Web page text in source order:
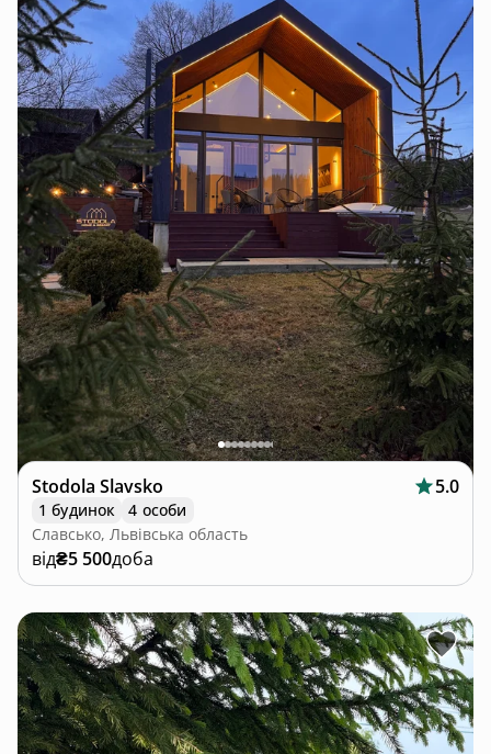
Stodola Slavsko 5.0
1 будинок
4 особи
Славсько, Львівська область
від₴5 500доба